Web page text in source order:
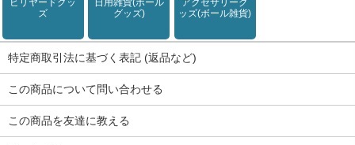
ズ
グッズ)
ッズ(ボール雑貨)
特定商取引法に基づく表記 (返品など)
この商品について問い合わせる
この商品を友達に教える